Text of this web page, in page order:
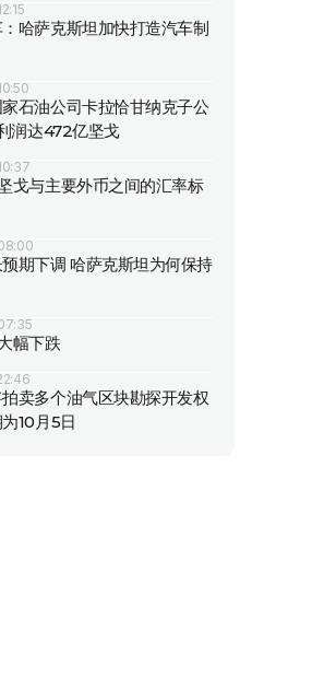
哈萨克斯坦加快打造汽车制
石油公司卡拉恰甘纳克子公
润达472亿坚戈
戈与主要外币之间的汇率标
期下调 哈萨克斯坦为何保持
幅下跌
卖多个油气区块勘探开发权
10月5日